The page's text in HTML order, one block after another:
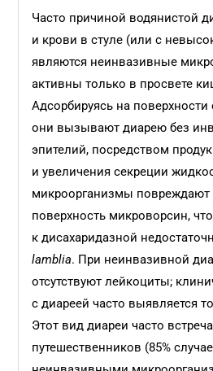
Часто причиной водянистой
и крови в стуле (или с
являются неинвазивные
активны только в просвете
Адсорбируясь на
они вызывают диарею без
эпителий, посредством
и увеличения секреции
микроорганизмы повреждают
поверхность микроворсин,
к дисахаридазной
lamblia. При неинвазивной
отсутствуют лейкоциты;
с диареей часто выявляется
Этот вид диареи часто
путешественников (85%